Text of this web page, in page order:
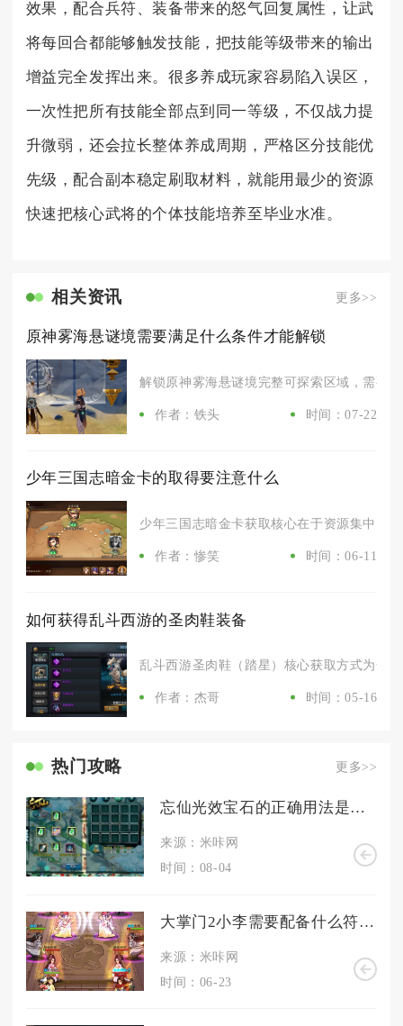
效果，配合兵符、装备带来的怒气回复属性，让武
将每回合都能够触发技能，把技能等级带来的输出
增益完全发挥出来。很多养成玩家容易陷入误区，
一次性把所有技能全部点到同一等级，不仅战力提
升微弱，还会拉长整体养成周期，严格区分技能优
先级，配合副本稳定刷取材料，就能用最少的资源
快速把核心武将的个体技能培养至毕业水准。
相关资讯 更多>>
原神雾海悬谜境需要满足什么条件才能解锁
解锁原神雾海悬谜境完整可探索区域，需要
作者：铁头 时间：07-22
少年三国志暗金卡的取得要注意什么
少年三国志暗金卡获取核心在于资源集中、
作者：惨笑 时间：06-11
如何获得乱斗西游的圣肉鞋装备
乱斗西游圣肉鞋（踏星）核心获取方式为合
作者：杰哥 时间：05-16
热门攻略 更多>>
忘仙光效宝石的正确用法是什么
来源：米咔网
时间：08-04
大掌门2小李需要配备什么符文组合
来源：米咔网
时间：06-23